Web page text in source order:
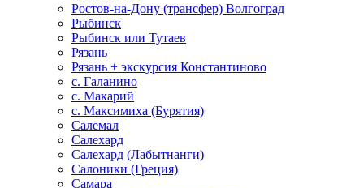
Ростов-на-Дону (трансфер) Волгоград
Рыбинск
Рыбинск или Тутаев
Рязань
Рязань + экскурсия Константиново
с. Галанино
с. Макарий
с. Максимиха (Бурятия)
Салемал
Салехард
Салехард (Лабытнанги)
Салоники (Греция)
Самара